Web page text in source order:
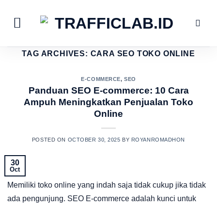
content
TAG ARCHIVES: CARA SEO TOKO ONLINE
E-COMMERCE,SEO
Panduan SEO E-commerce: 10 Cara
Ampuh Meningkatkan Penjualan Toko
Online
POSTED ON OCTOBER 30, 2025 BY ROYANROMADHON
30
Oct
Memiliki toko online yang indah saja tidak cukup jika tidak
ada pengunjung. SEO E-commerce adalah kunci untuk